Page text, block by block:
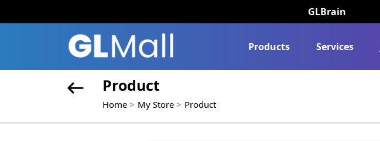
GLBrain
Products Services
Product
Home My Store Product